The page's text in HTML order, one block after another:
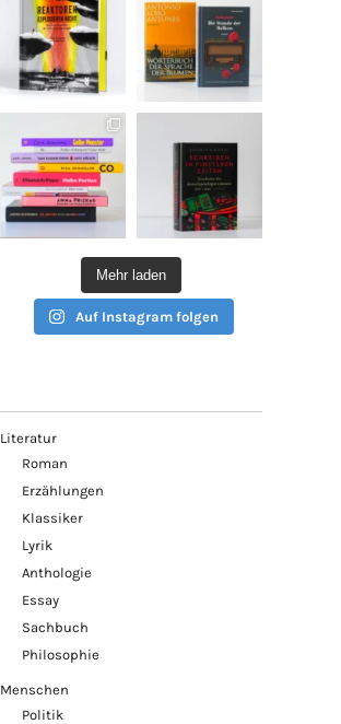
Mehr laden
Auf Instagram folgen
Literatur
Roman
Erzählungen
Klassiker
Lyrik
Anthologie
Essay
Sachbuch
Philosophie
Menschen
Politik